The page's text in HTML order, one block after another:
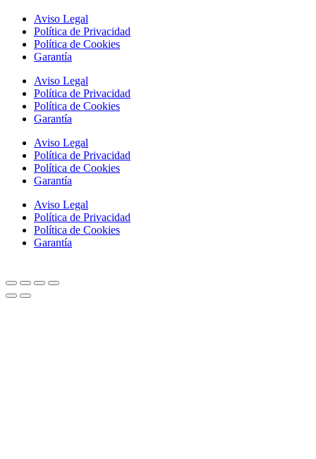
Aviso Legal
Política de Privacidad
Política de Cookies
Garantía
Aviso Legal
Política de Privacidad
Política de Cookies
Garantía
Aviso Legal
Política de Privacidad
Política de Cookies
Garantía
Aviso Legal
Política de Privacidad
Política de Cookies
Garantía